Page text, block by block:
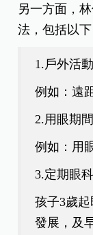
另一方面，
法，包括以下
1.戶外活
例如：遠
2.用眼期
例如：用
3.定期眼
孩子3歲
發展，及